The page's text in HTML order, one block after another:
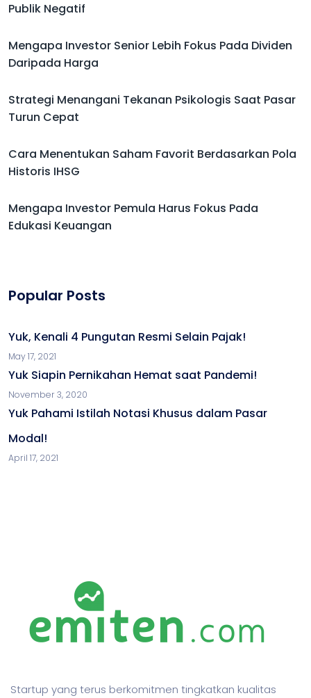
Publik Negatif
Mengapa Investor Senior Lebih Fokus Pada Dividen
Daripada Harga
Strategi Menangani Tekanan Psikologis Saat Pasar
Turun Cepat
Cara Menentukan Saham Favorit Berdasarkan Pola
Historis IHSG
Mengapa Investor Pemula Harus Fokus Pada
Edukasi Keuangan
Popular Posts
Yuk, Kenali 4 Pungutan Resmi Selain Pajak!
May 17, 2021
Yuk Siapin Pernikahan Hemat saat Pandemi!
November 3, 2020
Yuk Pahami Istilah Notasi Khusus dalam Pasar
Modal!
April 17, 2021
Startup yang terus berkomitmen tingkatkan kualitas